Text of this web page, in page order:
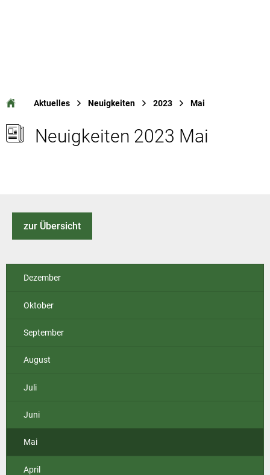
Aktuelles Neuigkeiten 2023 Mai
Neuigkeiten 2023 Mai
zur Übersicht
Dezember
Oktober
September
August
Juli
Juni
Mai
April